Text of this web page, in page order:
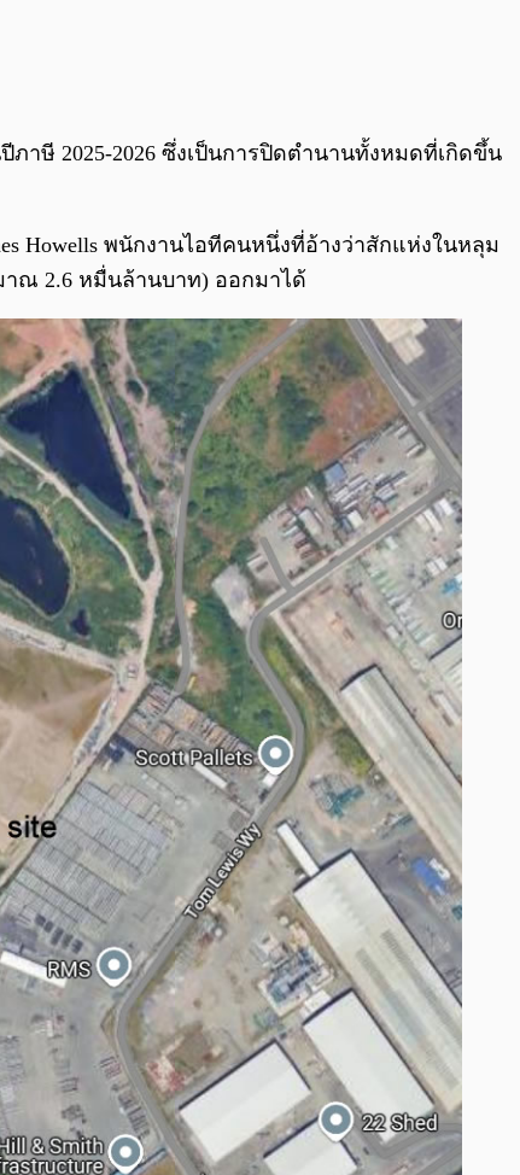
0:00 0:00
ภาษี 2025-2026 ซึ่งเป็นการปิดตำนานทั้งหมดที่เกิดขึ้น
Howells พนักงานไอทีคนหนึ่งที่อ้างว่าสักแห่งในหลุม
าณ 2.6 หมื่นล้านบาท) ออกมาได้